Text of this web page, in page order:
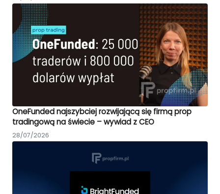
OneFunded najszybciej rozwijającą się firmą prop
tradingową na świecie – wywiad z CEO
28/07/2026